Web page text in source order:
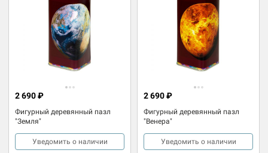
Фигурный деревянный пазл
"Земля"
2 690 ₽
Уведомить о наличии
Фигурный деревянный пазл
"Венера"
2 690 ₽
Уведомить о наличии